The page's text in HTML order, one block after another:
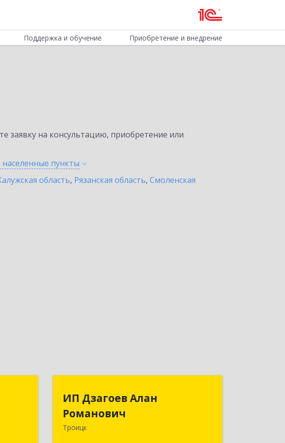
Поддержка и обучение Приобретение и внедрение
заявку на консультацию, приобретение или
населенные пункты
область, Рязанская область, Смоленская
4,
ИП Дзагоев Алан
Романович
Троицк
Романович